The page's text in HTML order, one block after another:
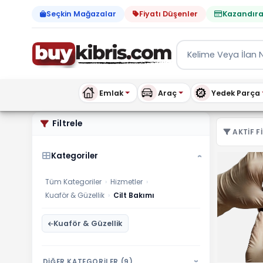
Seçkin Mağazalar Fiyatı Düşenler
Emlak Araç Yedek Parça
Hizmetler Cilt Bakımı
Filtrele
Kategoriler ›
Tüm Kategoriler › Hizmetler ›
Kuaför & Güzellik › Cilt Bakımı
Kuaför & Güzellik
›
AKTIF